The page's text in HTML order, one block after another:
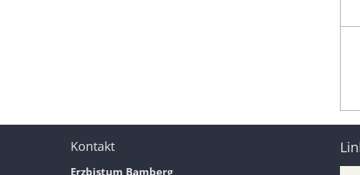
Kontakt
Erzbistum Bamberg